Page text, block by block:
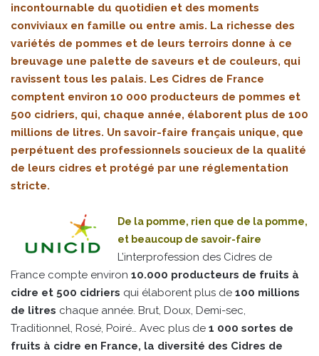
incontournable du quotidien et des moments
conviviaux en famille ou entre amis. La richesse des
variétés de pommes et de leurs terroirs donne à ce
breuvage une palette de saveurs et de couleurs, qui
ravissent tous les palais. Les Cidres de France
comptent environ 10 000 producteurs de pommes et
500 cidriers, qui, chaque année, élaborent plus de 100
millions de litres. Un savoir-faire français unique, que
perpétuent des professionnels soucieux de la qualité
de leurs cidres et protégé par une réglementation
stricte.
De la pomme, rien que de la pomme,
et beaucoup de savoir-faire
L’interprofession des Cidres de
France compte environ 10.000 producteurs de fruits à
cidre et 500 cidriers qui élaborent plus de 100 millions
de litres chaque année. Brut, Doux, Demi-sec,
Traditionnel, Rosé, Poiré… Avec plus de 1 000 sortes de
fruits à cidre en France, la diversité des Cidres de